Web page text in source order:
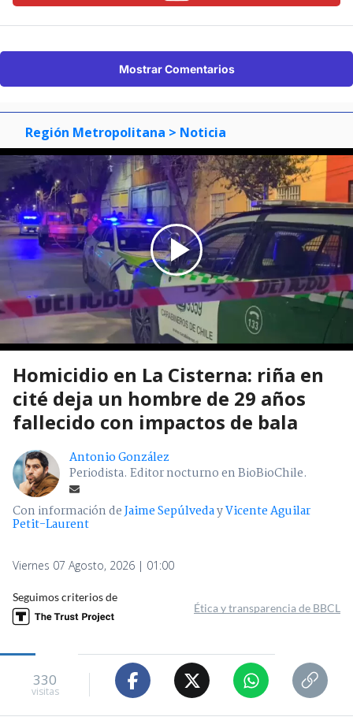
Mostrar Comentarios
Región Metropolitana > Noticia
Homicidio en La Cisterna: riña en
cité deja un hombre de 29 años
fallecido con impactos de bala
Antonio González
Periodista. Editor nocturno en BioBioChile.
Con información deJaime SepúlvedayVicente Aguilar
Petit-Laurent
Viernes 07 Agosto, 2026 | 01:00
Seguimos criterios de
Ética y transparencia de BBCL
330
visitas